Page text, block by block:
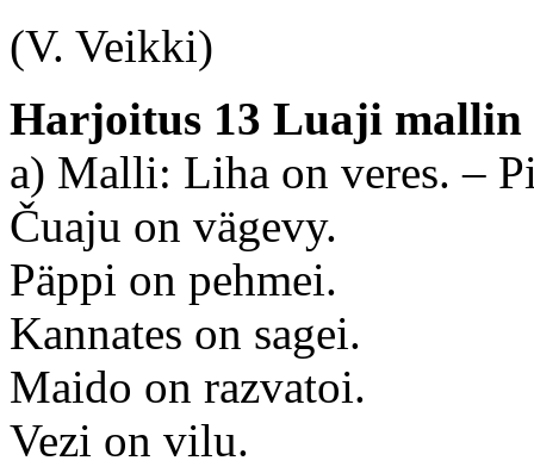
(V. Veikki)
Harjoitus 13 Luaji mallin
a) Malli: Liha on veres. –
Čuaju on vägevy.
Päppi on pehmei.
Kannates on sagei.
Maido on razvatoi.
Vezi on vilu.